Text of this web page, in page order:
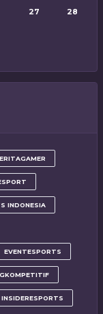
27 28
INDONESIA
EVENTESPORTS
INSIDERESPORTS